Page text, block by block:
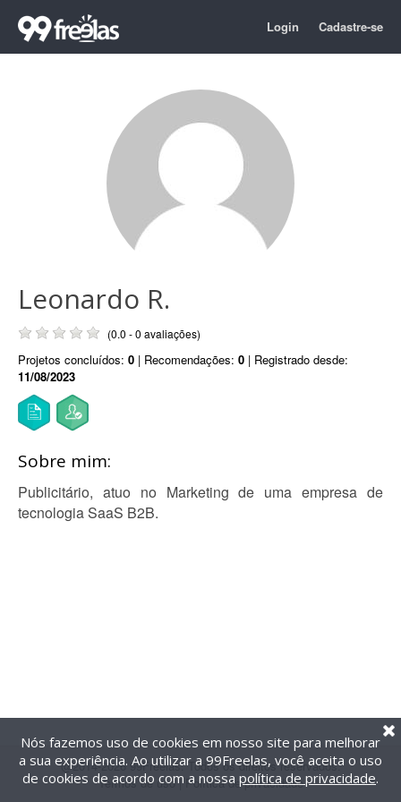
Login Cadastre-se
Leonardo R.
(0.0 - 0 avaliações)
Projetos concluídos: 0 | Recomendações: 0 | Registrado desde:
11/08/2023
Sobre mim:
Publicitário, atuo no Marketing de uma empresa de
tecnologia SaaS B2B.
@2014-2026 99Freelas. Todos os direitos reservados.
Termos de uso| Política de privacidade
Nós fazemos uso de cookies em nosso site para melhorar
a sua experiência. Ao utilizar a 99Freelas, você aceita o uso
de cookies de acordo com a nossa política de privacidade.